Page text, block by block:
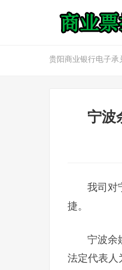
贵阳商业银行电子承
宁波
我司对
捷。
宁波余
法定代表人